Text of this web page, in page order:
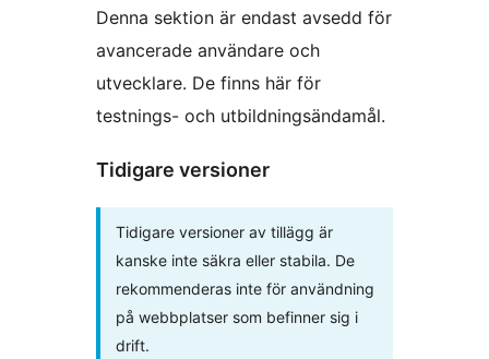
Denna sektion är endast avsedd för
avancerade användare och
utvecklare. De finns här för
testnings- och utbildningsändamål.
Tidigare versioner
Tidigare versioner av tillägg är
kanske inte säkra eller stabila. De
rekommenderas inte för användning
på webbplatser som befinner sig i
drift.